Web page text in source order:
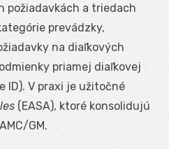
požiadavkách a triedach
prevádzky,
na diaľkových
priamej diaľkovej
ID). V praxi je užitočné
(EASA), ktoré konsolidujú
GM.